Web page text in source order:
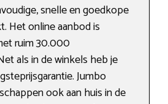
snelle en goedkope
Het online aanbod is
ruim 30.000
als in de winkels heb je
Jumbo
ook aan huis in de